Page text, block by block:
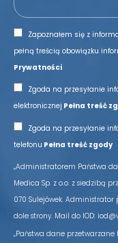
Zapoznałem się z
pełną treścią obowiązku
Prywatności
Zgoda na przesyłanie
elektronicznej Pełna treść
Zgoda na przesyłanie
telefonu Pełna treść zgody
„Administratorem Państwa
Medica Sp. z o.o. z siedzibą
070 Sulejówek. Administrator
dole strony. Mail do IOD:
„Państwa dane